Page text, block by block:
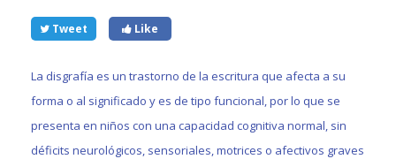
Tweet Like
La disgrafía es un trastorno de la escritura que afecta a su
forma o al significado y es de tipo funcional, por lo que se
presenta en niños con una capacidad cognitiva normal, sin
déficits neurológicos, sensoriales, motrices o afectivos graves